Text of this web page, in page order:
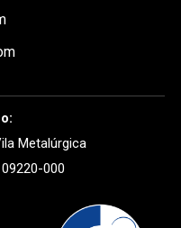
Metalúrgica
000